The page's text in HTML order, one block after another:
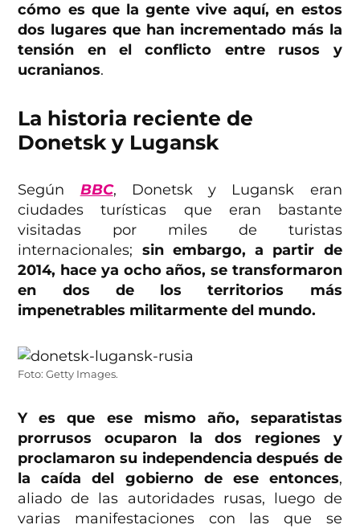
cómo es que la gente vive aquí, en estos
dos lugares que han incrementado más la
tensión en el conflicto entre rusos y
ucranianos.
La historia reciente de
Donetsk y Lugansk
Según BBC, Donetsk y Lugansk eran
ciudades turísticas que eran bastante
visitadas por miles de turistas
internacionales; sin embargo, a partir de
2014, hace ya ocho años, se transformaron
en dos de los territorios más
impenetrables militarmente del mundo.
Foto: Getty Images.
Y es que ese mismo año, separatistas
prorrusos ocuparon la dos regiones y
proclamaron su independencia después de
la caída del gobierno de ese entonces,
aliado de las autoridades rusas, luego de
varias manifestaciones con las que se